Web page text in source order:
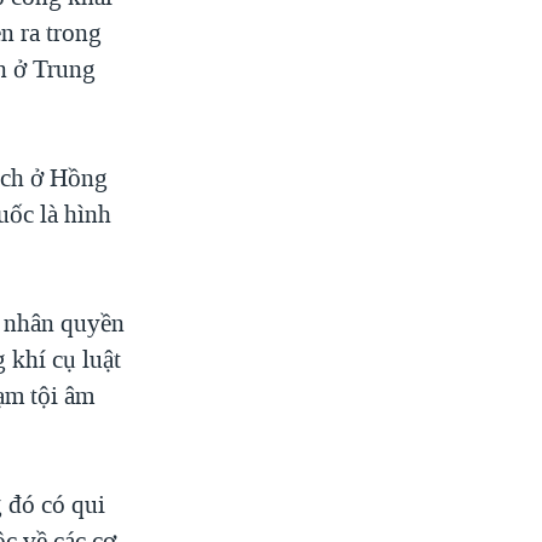
ra trong
ở Trung
ở Hồng
là hình
quyền
khí cụ luật
tội âm
đó có qui